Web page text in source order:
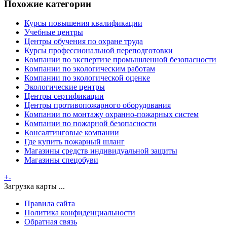
Похожие категории
Курсы повышения квалификации
Учебные центры
Центры обучения по охране труда
Курсы профессиональной переподготовки
Компании по экспертизе промышленной безопасности
Компании по экологическим работам
Компании по экологической оценке
Экологические центры
Центры сертификации
Центры противопожарного оборудования
Компании по монтажу охранно-пожарных систем
Компании по пожарной безопасности
Консалтинговые компании
Где купить пожарный шланг
Магазины средств индивидуальной защиты
Магазины спецобуви
+-
Загрузка карты ...
Правила сайта
Политика конфиденциальности
Обратная связь